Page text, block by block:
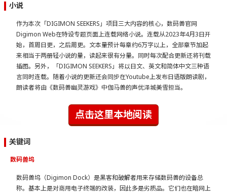
小说
作为本次「DIGIMON SEEKERS」项目三大内容的核心，数码兽官网
Digimon Web在特设专题页面上连载网络小说。连载从2023年4月3日开
始，首周日更，之后周更。文本量预计每章约6万字以上，全部章节加起
来相当于两册轻小说的量，读起来很有分量。同时每次配合更新还将刊载
插图。另外，「DIGIMON SEEKERS」将以日文、英文和简体中文三种语
言同时连载。随着小说的更新还会同步在Youtube上发布日语版朗读剧，
朗读者将由《数码兽幽灵游戏》中伽马兽的声优泽城美雪担当。
点击这里本地阅读
关键词
数码兽坞
数码兽坞（Digimon Dock）是黑客和破解者用来存储数码兽的设备总
称。​基本上是对商用电子终端的改装，因此多是劣质品。​它们也在暗网上